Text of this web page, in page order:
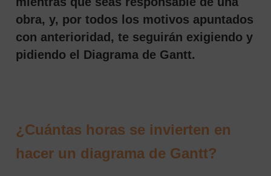
obra, y, por todos los motivos apuntados
con anterioridad, te seguirán exigiendo y
pidiendo el Diagrama de Gantt.
¿Cuántas horas se invierten en
hacer un diagrama de Gantt?